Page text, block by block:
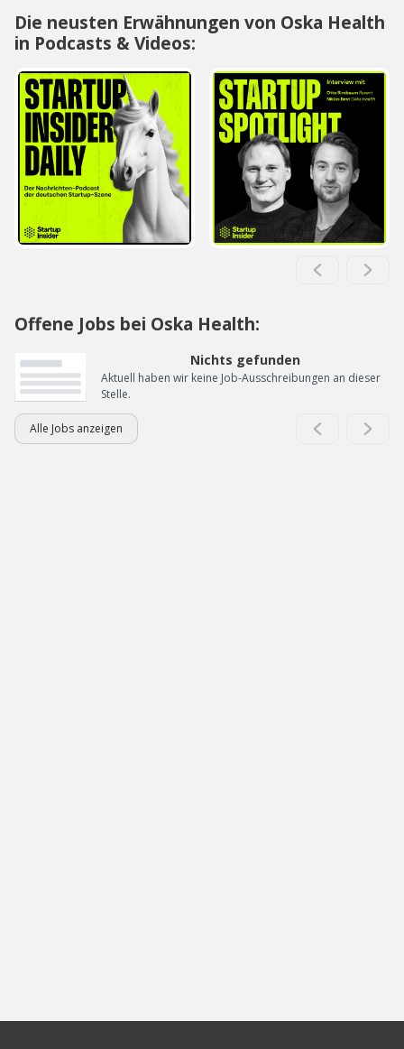
Die neusten Erwähnungen von Oska Health
in Podcasts & Videos:
Offene Jobs bei Oska Health:
Nichts gefunden
Aktuell haben wir keine Job-Ausschreibungen an dieser
Stelle.
Alle Jobs anzeigen